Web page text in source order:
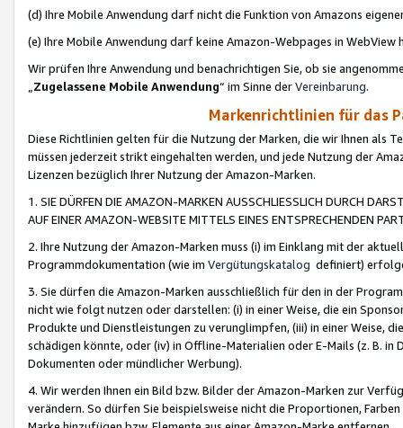
(d) Ihre Mobile Anwendung darf nicht die Funktion von Amazons
(e) Ihre Mobile Anwendung darf keine Amazon-Webpages in WebView
Wir prüfen Ihre Anwendung und benachrichtigen Sie, ob sie
„Zugelassene Mobile Anwendung“ im Sinne derVereinbarung.
Markenrichtlinien für das
Diese Richtlinien gelten für die Nutzung der Marken, die wir Ihnen als
müssen jederzeit strikt eingehalten werden, und jede Nutzung der
Lizenzen bezüglich Ihrer Nutzung der Amazon-Marken.
1. SIE DÜRFEN DIE AMAZON-MARKEN AUSSCHLIESSLICH DURCH
AUF EINER AMAZON-WEBSITE MITTELS EINES ENTSPRECHENDEN
2. Ihre Nutzung der Amazon-Marken muss (i) im Einklang mit der
Programmdokumentation (wie im Vergütungskatalog definiert)
3. Sie dürfen die Amazon-Marken ausschließlich für den in der
nicht wie folgt nutzen oder darstellen: (i) in einer Weise, die ein
Produkte und Dienstleistungen zu verunglimpfen, (iii) in einer Weise,
schädigen könnte, oder (iv) in Offline-Materialien oder E-Mails (z. B. in
Dokumenten oder mündlicher Werbung).
4. Wir werden Ihnen ein Bild bzw. Bilder der Amazon-Marken zur
verändern. So dürfen Sie beispielsweise nicht die Proportionen,